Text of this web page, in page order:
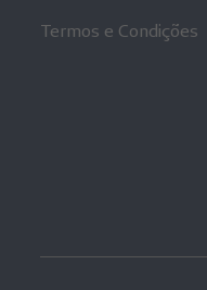
Termos e Condições